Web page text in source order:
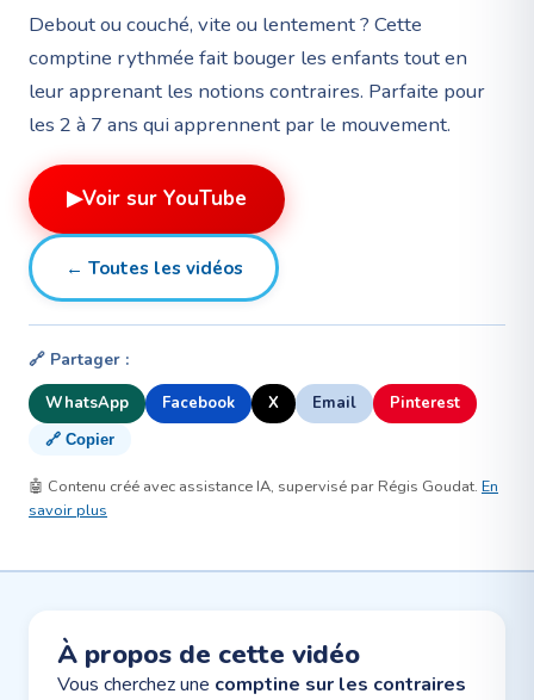
Debout ou couché, vite ou lentement ? Cette
comptine rythmée fait bouger les enfants tout en
leur apprenant les notions contraires. Parfaite pour
les 2 à 7 ans qui apprennent par le mouvement.
▶Voir sur YouTube
← Toutes les vidéos
🔗 Partager :
WhatsApp Facebook X Email Pinterest
🔗 Copier
🤖 Contenu créé avec assistance IA, supervisé par Régis Goudat. En
savoir plus
À propos de cette vidéo
Vous cherchez une comptine sur les contraires